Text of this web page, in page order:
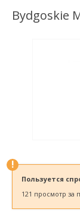
Bydgoskie
!
Пользуется
121 просмотр за